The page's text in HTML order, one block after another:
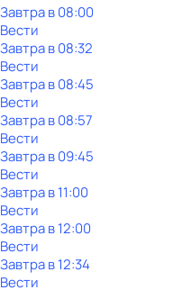
Завтра в 08:00
Вести
Завтра в 08:32
Вести
Завтра в 08:45
Вести
Завтра в 08:57
Вести
Завтра в 09:45
Вести
Завтра в 11:00
Вести
Завтра в 12:00
Вести
Завтра в 12:34
Вести